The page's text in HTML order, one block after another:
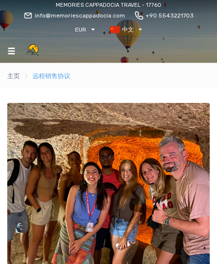
MEMORIES CAPPADOCIA TRAVEL - 17760
info@memoriescappadocia.com +90 5543221703
EUR 中文
主页 远程销售协议